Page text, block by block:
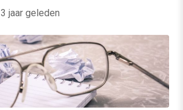
3 jaar geleden